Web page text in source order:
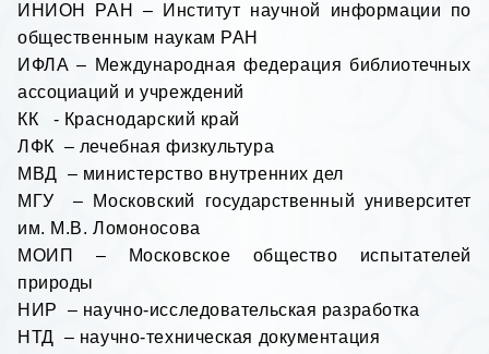
ИНИОН РАН – Институт научной информации по
общественным наукам РАН
ИФЛА – Международная федерация библиотечных
ассоциаций и учреждений
КК - Краснодарский край
ЛФК – лечебная физкультура
МВД – министерство внутренних дел
МГУ – Московский государственный университет
им. М.В. Ломоносова
МОИП – Московское общество испытателей
природы
НИР – научно-исследовательская разработка
НТД – научно-техническая документация